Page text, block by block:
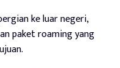
ke luar negeri,
paket roaming yang